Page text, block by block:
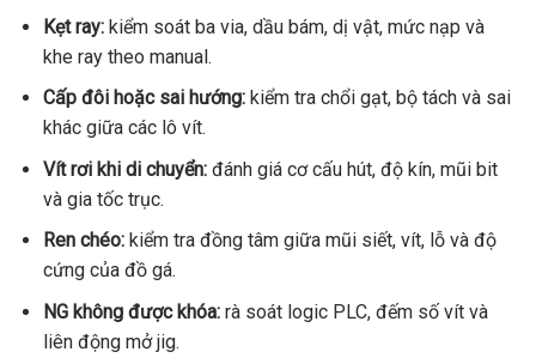
Kẹt ray:kiểm soát ba via, dầu bám, dị vật, mức nạp và
khe ray theo manual.
Cấp đôi hoặc sai hướng:kiểm tra chổi gạt, bộ tách và sai
khác giữa các lô vít.
Vít rơi khi di chuyển:đánh giá cơ cấu hút, độ kín, mũi bit
và gia tốc trục.
Ren chéo:kiểm tra đồng tâm giữa mũi siết, vít, lỗ và độ
cứng của đồ gá.
NG không được khóa:rà soát logic PLC, đếm số vít và
liên động mở jig.